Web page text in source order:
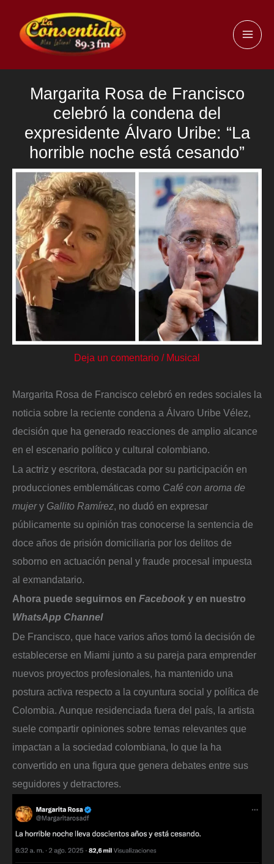
contenido
Margarita Rosa de Francisco
celebró la condena del
expresidente Álvaro Uribe: “La
horrible noche está cesando”
Deja un comentario / Musical
Margarita Rosa de Francisco celebró en redes sociales la
noticia sobre la reciente condena a Álvaro Uribe Vélez,
decisión que ha generado reacciones de amplio alcance
en el escenario político y cultural colombiano.
La actriz y escritora, destacada por su participación en
producciones emblemáticas como Café con aroma de
mujery Gallito Ramírez, no dudó en expresar
públicamente su opinión tras conocerse la sentencia de
doce años de prisión domiciliaria por los delitos de
soborno en actuación penal y fraude procesal impuesta
al exmandatario.
Ahora puede seguirnos en Facebook y en nuestro
WhatsApp Channel
De Francisco, que hace varios años tomó la decisión de
establecerse en Miami junto a su pareja para emprender
nuevos proyectos profesionales, ha mantenido una
postura activa respecto a la coyuntura social y política de
Colombia. Aunque residenciada fuera del país, la artista
suele compartir opiniones sobre temas relevantes que
impactan a la sociedad colombiana, lo que la ha
convertido en una figura que genera debates entre sus
seguidores y detractores.